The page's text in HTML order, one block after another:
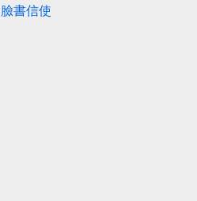
臉書信使